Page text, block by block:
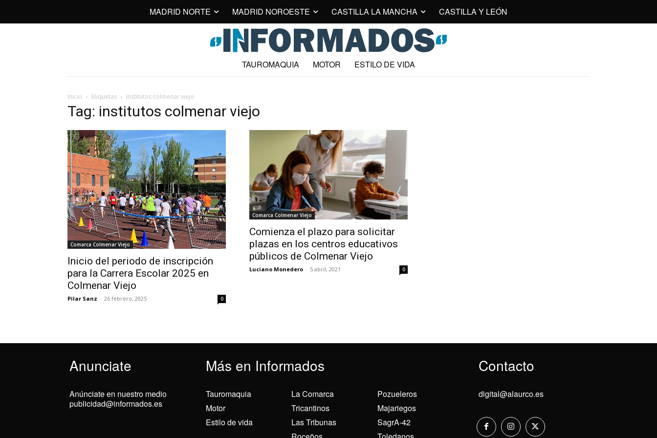
MADRID NORTE MADRID NOROESTE CASTILLA LA MANCHA CASTILLA Y LEÓN
TAUROMAQUIA MOTOR ESTILO DE VIDA
Inicio Etiquetas Institutos colmenar viejo
Tag: institutos colmenar viejo
Comarca Colmenar Viejo
Inicio del periodo de inscripción
para la Carrera Escolar 2025 en
Colmenar Viejo
Pilar Sanz - 26 febrero, 2025 0
Comarca Colmenar Viejo
Comienza el plazo para solicitar
plazas en los centros educativos
públicos de Colmenar Viejo
Luciano Monedero - 5 abril, 2021 0
Anunciate Más en Informados Contacto
Anúnciate en nuestro medio
publicidad@informados.es
Tauromaquia
Motor
Estilo de vida
La Comarca
Tricantinos
Las Tribunas
Pozueleros
Majariegos
SagrA-42
digital@alaurco.es